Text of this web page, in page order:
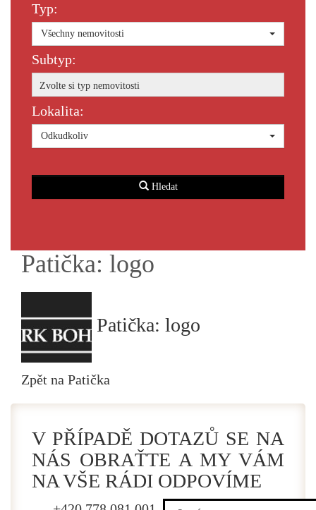
Typ:
Všechny nemovitosti
Subtyp:
Zvolte si typ nemovitosti
Lokalita:
Odkudkoliv
Hledat
Patička: logo
Patička: logo
Zpět na Patička
V PŘÍPADĚ DOTAZŮ SE NA
NÁS OBRAŤTE A MY VÁM
NA VŠE RÁDI ODPOVÍME